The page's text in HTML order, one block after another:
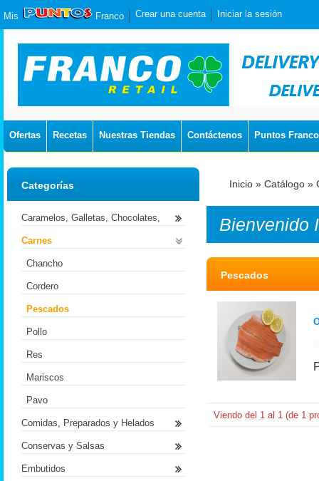
Mis Franco Crear una cuenta Iniciar la sesión
Ofertas Recetas Nuestras Tiendas Contáctenos Puntos Franco
Inicio » Catálogo »
Bienvenido
Pescados
Viendo del 1 al 1 (de 1
Categorías
Caramelos, Galletas, Chocolates,
Carnes
Chancho
Cordero
Pescados
Pollo
Res
Mariscos
Pavo
Comidas, Preparados y Helados
Conservas y Salsas
Embutidos